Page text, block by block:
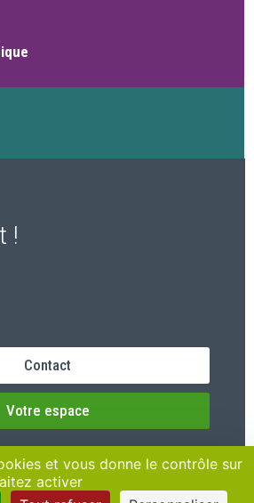
!
Contact
Votre espace
et vous donne le contrôle sur
activer